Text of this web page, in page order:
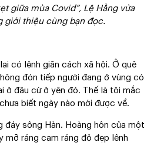
giữa mùa Covid”, Lệ Hằng vừa
giới thiệu cùng bạn đọc.
có lệnh giãn cách xã hội. Ở quê
đón tiếp người đang ở vùng có
ở đâu cứ ở yên đó. Thế là tôi mắc
biết ngày nào mới được về.
đáy sông Hàn. Hoàng hôn của một
mỡ ráng cam ráng đỏ đẹp lênh